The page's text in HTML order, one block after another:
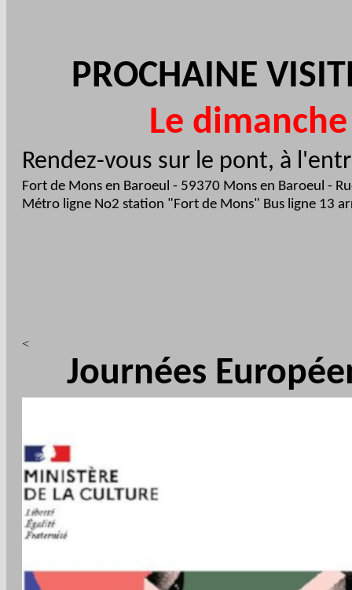
PROCHAINE
Le
Rendez-vous sur le pont, à
Fort de Mons en Baroeul - 59370 Mons en Baroeul -
Métro ligne No2 station "Fort de Mons" Bus ligne 13
<
Journées